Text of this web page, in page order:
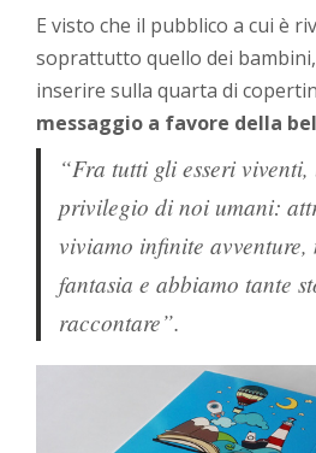
E visto che il pubblico a cui è
soprattutto quello dei
inserire sulla quarta di
messaggio a favore della
“Fra tutti gli esseri viventi,
privilegio di noi umani:
viviamo infinite
fantasia e abbiamo tante
raccontare”.